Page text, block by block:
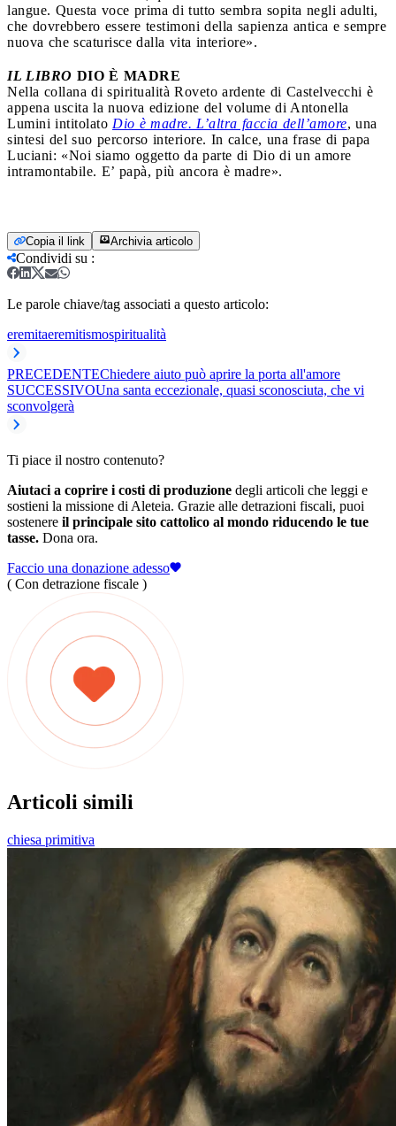
langue. Questa voce prima di tutto sembra sopita negli adulti,
che dovrebbero essere testimoni della sapienza antica e sempre
nuova che scaturisce dalla vita interiore».
IL LIBRO DIO È MADRE
Nella collana di spiritualità Roveto ardente di Castelvecchi è
appena uscita la nuova edizione del volume di Antonella
Lumini intitolato Dio è madre. L’altra faccia dell’amore, una
sintesi del suo percorso interiore. In calce, una frase di papa
Luciani: «Noi siamo oggetto da parte di Dio di un amore
intramontabile. E’ papà, più ancora è madre».
Copia il link Archivia articolo
Condividi su :
Le parole chiave/tag associati a questo articolo:
eremitaeremitismospiritualità
PRECEDENTEChiedere aiuto può aprire la porta all'amore
SUCCESSIVOUna santa eccezionale, quasi sconosciuta, che vi
sconvolgerà
Ti piace il nostro contenuto?
Aiutaci a coprire i costi di produzione degli articoli che leggi e
sostieni la missione di Aleteia. Grazie alle detrazioni fiscali, puoi
sostenere il principale sito cattolico al mondo riducendo le tue
tasse. Dona ora.
Faccio una donazione adesso
( Con detrazione fiscale )
Articoli simili
chiesa primitiva